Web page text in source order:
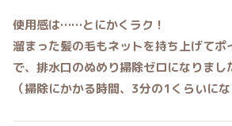
使用感は……とにかくラク！
溜まった髪の毛もネットを持ち上げてポ
で、 排水口のぬめり掃除ゼロになりまし
（掃除にかかる時間、3分の1くらいにな